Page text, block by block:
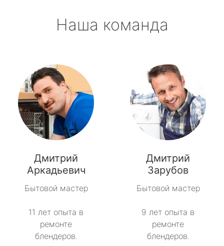
Наша команда
Дмитрий
Аркадьевич
Бытовой мастер
11 лет опыта в
ремонте
блендеров.
Дмитрий
Зарубов
Бытовой мастер
9 лет опыта в
ремонте
блендеров.